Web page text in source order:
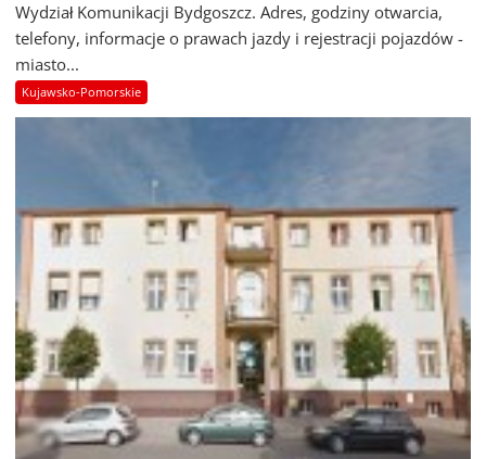
Wydział Komunikacji Bydgoszcz. Adres, godziny otwarcia,
telefony, informacje o prawach jazdy i rejestracji pojazdów -
miasto...
Kujawsko-Pomorskie